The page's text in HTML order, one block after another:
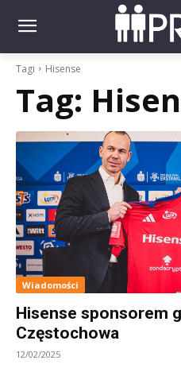
Tagi Hisense
Tag:
Wiadomości
Hisense sponsorem
Częstochowa
12/02/2025